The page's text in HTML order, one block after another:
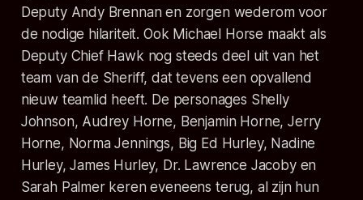
Deputy Andy Brennan en zorgen wederom voor
de nodige hilariteit. Ook Michael Horse maakt als
Deputy Chief Hawk nog steeds deel uit van het
team van de Sheriff, dat tevens een opvallend
nieuw teamlid heeft. De personages Shelly
Johnson, Audrey Horne, Benjamin Horne, Jerry
Horne, Norma Jennings, Big Ed Hurley, Nadine
Hurley, James Hurley, Dr. Lawrence Jacoby en
Sarah Palmer keren eveneens terug, al zijn hun